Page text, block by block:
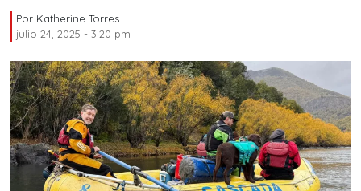
Por Katherine Torres
julio 24, 2025 - 3:20 pm